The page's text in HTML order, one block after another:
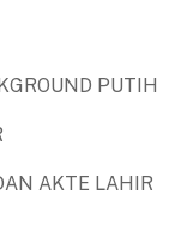
PUTIH
AKTE LAHIR